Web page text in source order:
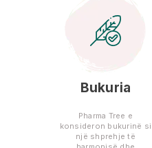
Bukuria
Pharma Tree e
konsideron bukurinë si
një shprehje të